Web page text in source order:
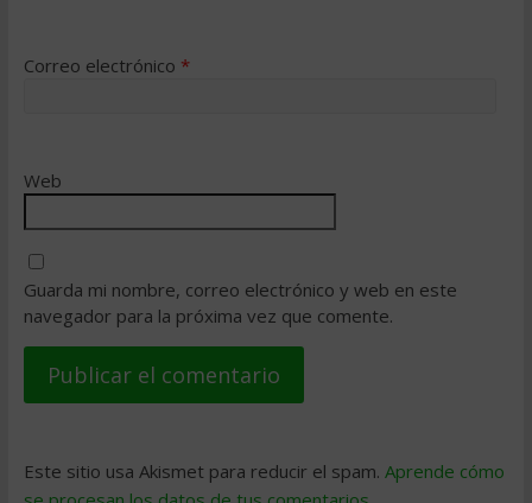
Correo electrónico *
Web
Guarda mi nombre, correo electrónico y web en este
navegador para la próxima vez que comente.
Este sitio usa Akismet para reducir el spam. Aprende cómo